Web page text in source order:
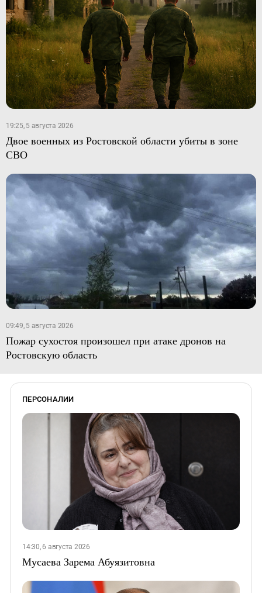
19:25, 5 августа 2026
Двое военных из Ростовской области убиты в зоне
СВО
09:49, 5 августа 2026
Пожар сухостоя произошел при атаке дронов на
Ростовскую область
ПЕРСОНАЛИИ
14:30, 6 августа 2026
Мусаева Зарема Абуязитовна